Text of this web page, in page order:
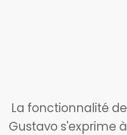
La fonctionnalité de
Gustavo s'exprime à